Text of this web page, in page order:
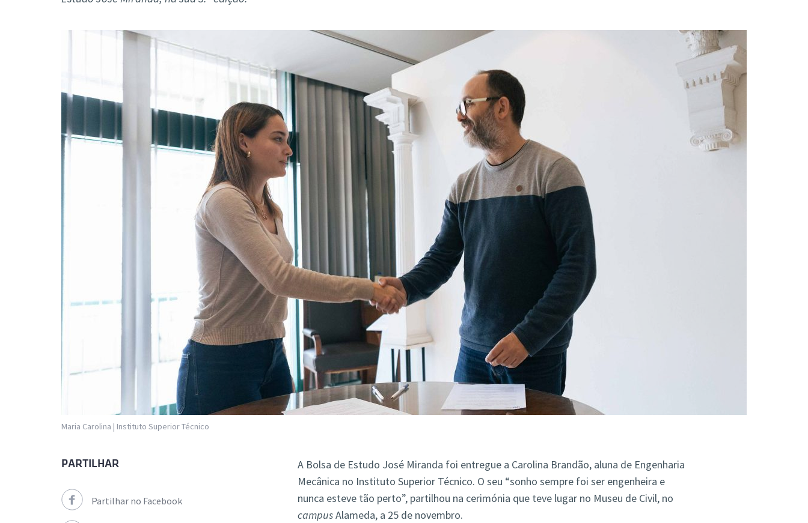
Formação Avançada
Maria Carolina | Instituto Superior Técnico
A Bolsa de Estudo José Miranda foi entregue a Carolina Brandão, aluna de Engenharia
Mecânica no Instituto Superior Técnico. O seu “sonho sempre foi ser engenheira e
nunca esteve tão perto”, partilhou na cerimónia que teve lugar no Museu de Civil, no
campusAlameda, a 25 de novembro.
PARTILHAR
Partilhar no Facebook